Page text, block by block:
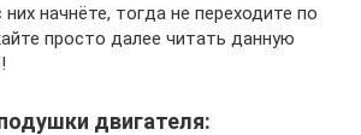
начнёте, тогда не переходите по
просто далее читать данную
двигателя: